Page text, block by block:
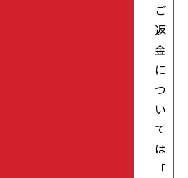
ご
返
金
に
つ
い
て
は
「